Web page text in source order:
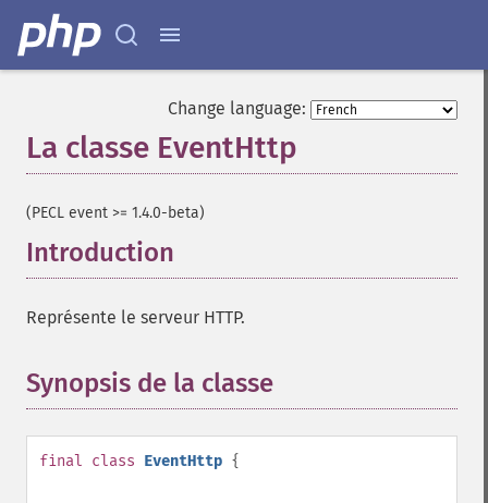
Change language:
La classe EventHttp
(PECL event >= 1.4.0-beta)
Introduction
Représente le serveur HTTP.
Synopsis de la classe
final class EventHttp {